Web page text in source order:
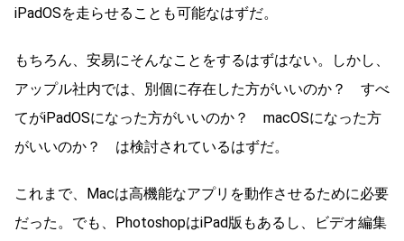
iPadOSを走らせることも可能なはずだ。
もちろん、安易にそんなことをするはずはない。しかし、
アップル社内では、別個に存在した方がいいのか？ すべ
てがiPadOSになった方がいいのか？ macOSになった方
がいいのか？ は検討されているはずだ。
これまで、Macは高機能なアプリを動作させるために必要
だった。でも、PhotoshopはiPad版もあるし、ビデオ編集